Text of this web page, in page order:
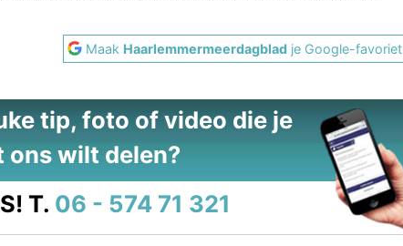
Maak Haarlemmermeerdagblad je Google-favoriet
tip, foto of video die je
ons wilt delen?
T. 06 - 574 71 321